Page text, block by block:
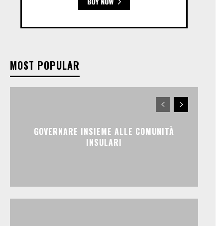
MOST POPULAR
GOVERNARE INSIEME ALLE COMUNITÀ
INSULARI